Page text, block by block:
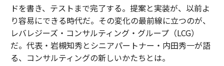
ドを書き、テストまで完了する。提案と実装が、以前よ
り容易にできる時代だ。その変化の最前線に立つのが、
レバレジーズ・コンサルティング・グループ（LCG）
だ。代表・岩槻知秀とシニアパートナー・内田秀一が語
る、コンサルティングの新しいかたちとは。